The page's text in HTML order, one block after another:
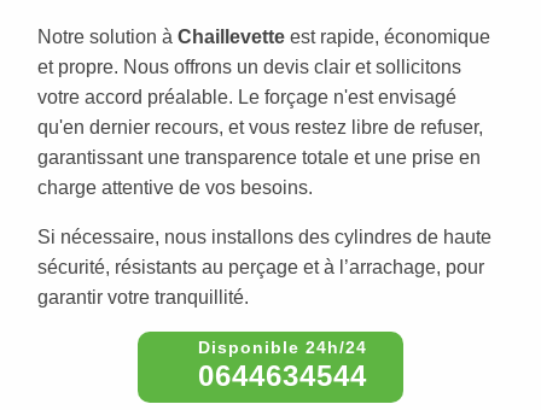
Notre solution à Chaillevette est rapide, économique
et propre. Nous offrons un devis clair et sollicitons
votre accord préalable. Le forçage n'est envisagé
qu'en dernier recours, et vous restez libre de refuser,
garantissant une transparence totale et une prise en
charge attentive de vos besoins.
Si nécessaire, nous installons des cylindres de haute
sécurité, résistants au perçage et à l’arrachage, pour
garantir votre tranquillité.
0644634544